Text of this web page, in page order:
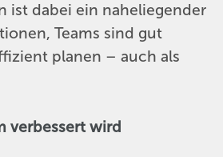
ist dabei ein naheliegender
Teams sind gut
planen – auch als
verbessert wird